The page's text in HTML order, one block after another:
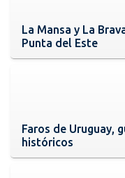
La Mansa y La
Punta del Este
Faros de Uruguay,
históricos